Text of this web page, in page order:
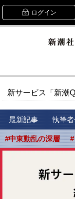
ログイン
新サービス「新潮
最新記事 執筆
#中東動乱の深層